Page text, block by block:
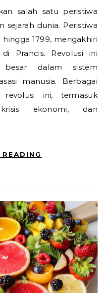
dunia. Peristiwa
1799, mengakhiri
Prancis. Revolusi ini
besar dalam sistem
manusia. Berbagai
revolusi ini, termasuk
ekonomi, dan